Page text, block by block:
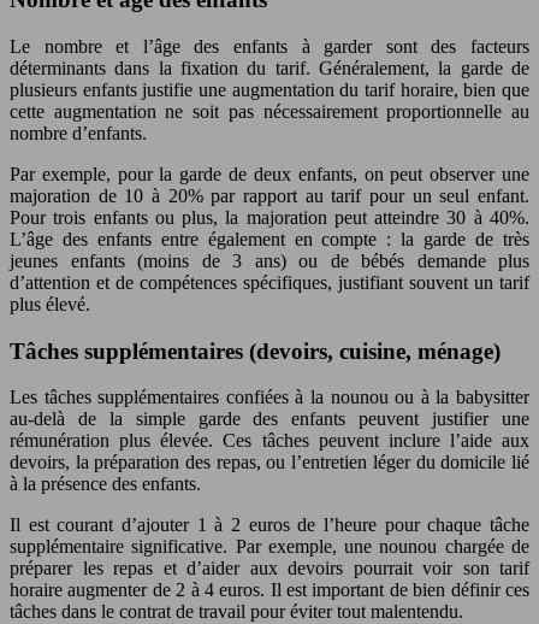
Le nombre et l’âge des enfants à garder sont des facteurs
déterminants dans la fixation du tarif. Généralement, la garde de
plusieurs enfants justifie une augmentation du tarif horaire, bien que
cette augmentation ne soit pas nécessairement proportionnelle au
nombre d’enfants.
Par exemple, pour la garde de deux enfants, on peut observer une
majoration de 10 à 20% par rapport au tarif pour un seul enfant.
Pour trois enfants ou plus, la majoration peut atteindre 30 à 40%.
L’âge des enfants entre également en compte : la garde de très
jeunes enfants (moins de 3 ans) ou de bébés demande plus
d’attention et de compétences spécifiques, justifiant souvent un tarif
plus élevé.
Tâches supplémentaires (devoirs, cuisine, ménage)
Les tâches supplémentaires confiées à la nounou ou à la babysitter
au-delà de la simple garde des enfants peuvent justifier une
rémunération plus élevée. Ces tâches peuvent inclure l’aide aux
devoirs, la préparation des repas, ou l’entretien léger du domicile lié
à la présence des enfants.
Il est courant d’ajouter 1 à 2 euros de l’heure pour chaque tâche
supplémentaire significative. Par exemple, une nounou chargée de
préparer les repas et d’aider aux devoirs pourrait voir son tarif
horaire augmenter de 2 à 4 euros. Il est important de bien définir ces
tâches dans le contrat de travail pour éviter tout malentendu.